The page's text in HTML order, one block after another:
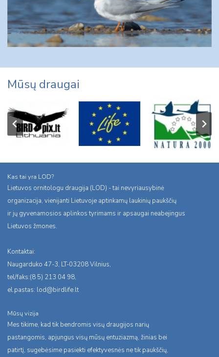
Mūsų draugai
Kas tai yra LOD?
Lietuvos ornitologu draugija (LOD) - tai nevyriausybinė
organizacija, vienijanti Lietuvoje aptinkamų laukinių paukščių
ir jų gyvenamosios aplinkos tyrimams ir apsaugai neabejingus
Lietuvos žmones.
Kontaktai:
Naugarduko 47-3, LT-03208 Vilnius,
tel/faks:(8 5) 213 04 98,
el.pastas: lod@birdlife.lt
Mūsų vizija
Mes tikime, kad tik bendromis visų draugijos narių
pastangomis, apjungus visų mūsų entuziazmą, žinias bei
patirtį, sugebėsime pasiekti efektyvesnės ne tik paukščių,